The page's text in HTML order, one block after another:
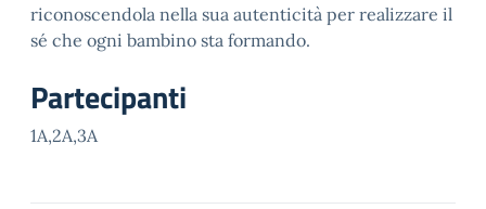
riconoscendola nella sua autenticità per realizzare il
sé che ogni bambino sta formando.
Partecipanti
1A,2A,3A